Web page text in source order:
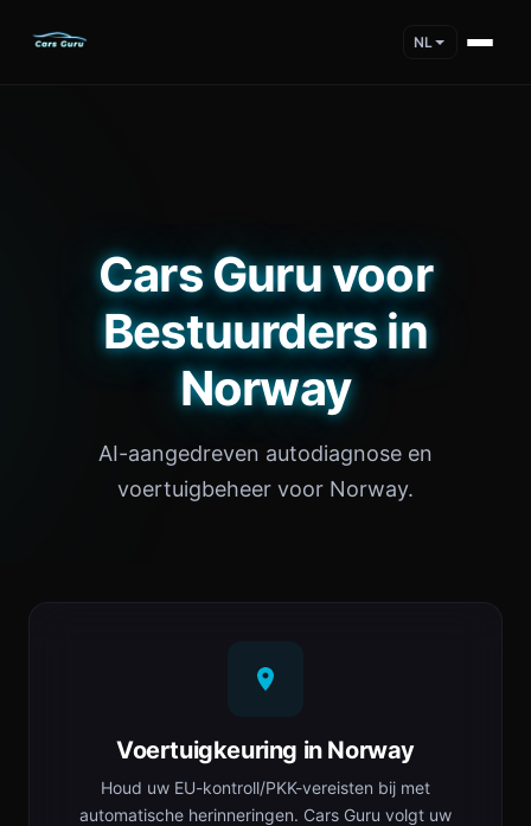
NL
Cars Guru voor
Bestuurders in
Norway
AI-aangedreven autodiagnose en
voertuigbeheer voor Norway.
Voertuigkeuring in Norway
Houd uw EU-kontroll/PKK-vereisten bij met
automatische herinneringen. Cars Guru volgt uw